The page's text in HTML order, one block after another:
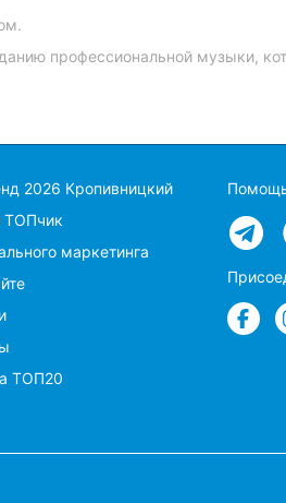
профессиональной музыки,
2026 Кропивницкий
ТОПчик
маркетинга
ТОП20